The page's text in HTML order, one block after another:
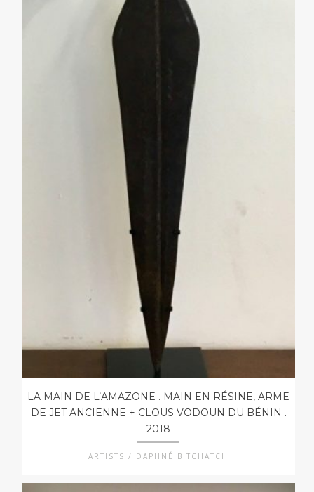
LA MAIN DE L’AMAZONE . MAIN EN RÉSINE, ARME
DE JET ANCIENNE + CLOUS VODOUN DU BÉNIN .
2018
ARTISTS / DAPHNÉ BITCHATCH